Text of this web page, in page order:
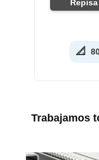
📐
Trabajamos